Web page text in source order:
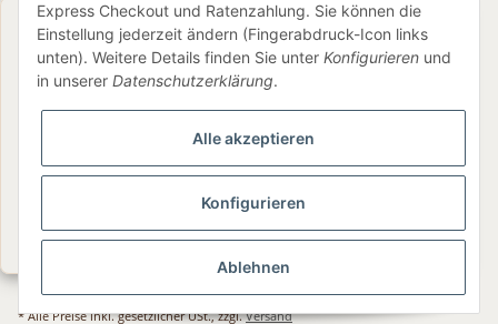
Gesetzliche Informationen
Informationen
* Alle Preise inkl. gesetzlicher USt., zzgl.Versand
Express Checkout und Ratenzahlung. Sie können die
Einstellung jederzeit ändern (Fingerabdruck-Icon links
unten). Weitere Details finden Sie unter Konfigurieren und
in unserer Datenschutzerklärung.
Alle akzeptieren
Konfigurieren
Ablehnen